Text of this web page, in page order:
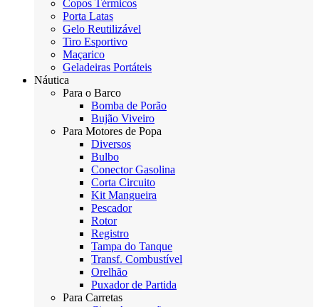
Copos Térmicos
Porta Latas
Gelo Reutilizável
Tiro Esportivo
Maçarico
Geladeiras Portáteis
Náutica
Para o Barco
Bomba de Porão
Bujão Viveiro
Para Motores de Popa
Diversos
Bulbo
Conector Gasolina
Corta Circuito
Kit Mangueira
Pescador
Rotor
Registro
Tampa do Tanque
Transf. Combustível
Orelhão
Puxador de Partida
Para Carretas